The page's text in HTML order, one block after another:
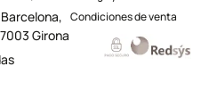
Girona
Condiciones de venta